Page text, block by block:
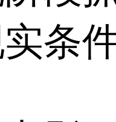
条